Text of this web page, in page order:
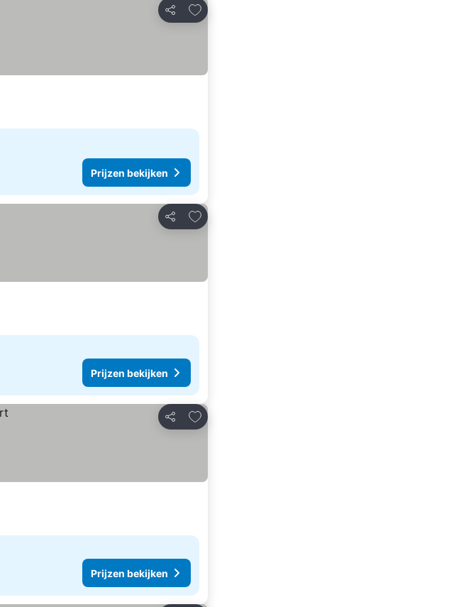
Delen
Toevoegen aan favorieten
Prijzen bekijken
Delen
Toevoegen aan favorieten
Prijzen bekijken
Delen
Toevoegen aan favorieten
Prijzen bekijken